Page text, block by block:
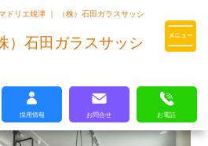
はLIXILの厳しい基準を
ドリエ焼津 ｜ （株）石田ガラスサッシ
）石田ガラスサッシ
採用情報 お問合せ お電話